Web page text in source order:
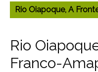
Rio Oiapoque, A
Rio
Franco-